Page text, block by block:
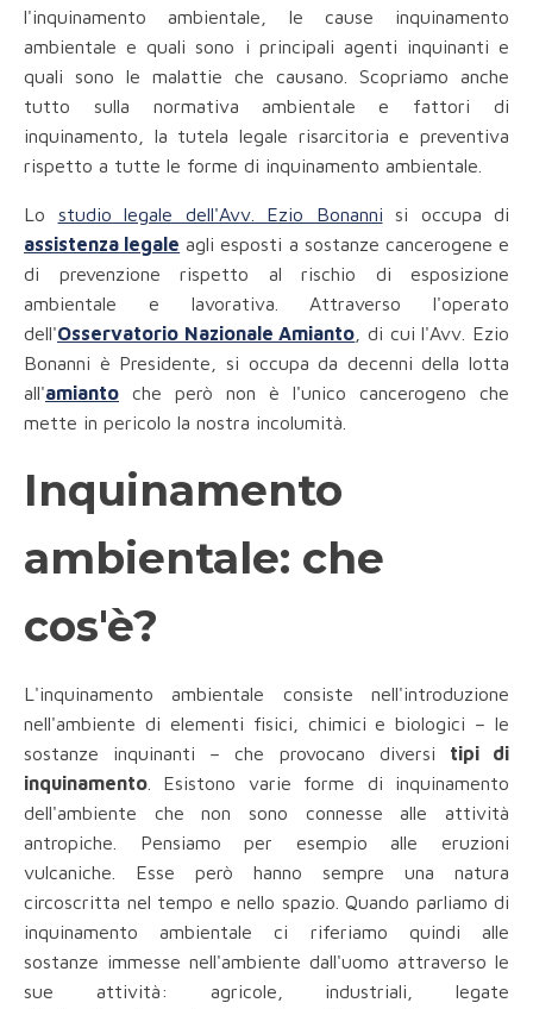
l'inquinamento ambientale, le cause inquinamento
ambientale e quali sono i principali agenti inquinanti e
quali sono le malattie che causano. Scopriamo anche
tutto sulla normativa ambientale e fattori di
inquinamento, la tutela legale risarcitoria e preventiva
rispetto a tutte le forme di inquinamento ambientale.
Lo studio legale dell'Avv. Ezio Bonanni si occupa di
assistenza legale agli esposti a sostanze cancerogene e
di prevenzione rispetto al rischio di esposizione
ambientale e lavorativa. Attraverso l'operato
dell'Osservatorio Nazionale Amianto , di cui l'Avv. Ezio
Bonanni è Presidente, si occupa da decenni della lotta
all'amianto che però non è l'unico cancerogeno che
mette in pericolo la nostra incolumità.
Inquinamento
ambientale: che
cos'è?
L'inquinamento ambientale consiste nell'introduzione
nell'ambiente di elementi fisici, chimici e biologici – le
sostanze inquinanti – che provocano diversi tipi di
inquinamento . Esistono varie forme di inquinamento
dell'ambiente che non sono connesse alle attività
antropiche. Pensiamo per esempio alle eruzioni
vulcaniche. Esse però hanno sempre una natura
circoscritta nel tempo e nello spazio. Quando parliamo di
inquinamento ambientale ci riferiamo quindi alle
sostanze immesse nell'ambiente dall'uomo attraverso le
sue attività: agricole, industriali, legate